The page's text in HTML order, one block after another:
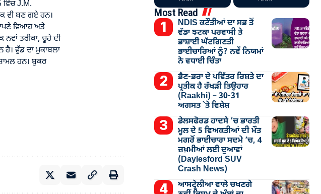
J.M.
ਵੀ ਬਣ ਗਏ ਹਨ।
ਵਿਆਹ ਅਤੇ
ਤਰੀਕਾ, ਚੂਹੇ ਦੀ
ਵੁੱਡ ਦਾ ਮੁਕਾਬਲਾ
ਹਨ। ਬੁਕਰ
Most Read
NDIS ਕਟੌਤੀਆਂ ਦਾ ਸਭ ਤੋਂ
ਵੱਡਾ ਝਟਕਾ ਪਰਵਾਸੀ ਤੇ
ਭਾਸ਼ਾਈ ਘੱਟਗਿਣਤੀ
ਭਾਈਚਾਰਿਆਂ ਨੂੰ? ਨਵੇਂ ਨਿਯਮਾਂ
ਨੇ ਵਧਾਈ ਚਿੰਤਾ
ਭੈਣ-ਭਰਾ ਦੇ ਪਵਿੱਤਰ ਰਿਸ਼ਤੇ ਦਾ
ਪ੍ਰਤੀਕ ਹੈ ਰੱਖੜੀ ਤਿਉਹਾਰ
(Raakhi) – 30-31
ਅਗਸਤ `ਤੇ ਵਿਸ਼ੇਸ਼
ਡੇਲਸਫੋਰਡ ਹਾਦਸੇ ’ਚ ਭਾਰਤੀ
ਮੂਲ ਦੇ 5 ਵਿਅਕਤੀਆਂ ਦੀ ਮੌਤ
ਮਗਰੋਂ ਭਾਈਚਾਰਾ ਸਦਮੇ ’ਚ, 4
ਜ਼ਖ਼ਮੀਆਂ ਲਈ ਦੁਆਵਾਂ
(Daylesford SUV
Crash News)
ਆਸਟ੍ਰੇਲੀਆ ਵਾਲੇ ਚਖਣਗੇ